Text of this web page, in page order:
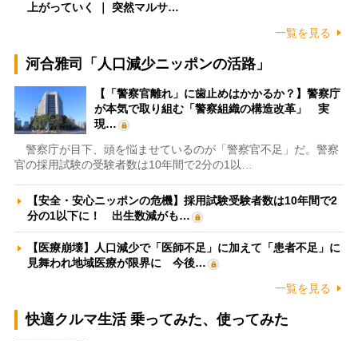
上がっていく ｜ 突然マルサ…
一覧を見る
河合雅司「人口減少ニッポンの活路」
【「警察官離れ」に歯止めはかかるか？】警察庁
が本気で取り組む「警察組織の構造改革」 実
現…
警察庁が目下、頭を悩ませているのが「警察官不足」だ。警察
官の採用試験の受験者数は10年間で2分の1以…
【安全・安心ニッポンの危機】採用試験受験者数は10年間で2
分の1以下に！ 出生数減がも…
【医療崩壊】人口減少で「医師不足」に加えて「患者不足」に
見舞われ地域医療が限界に 今後…
一覧を見る
快適クルマ生活 乗ってみた、使ってみた